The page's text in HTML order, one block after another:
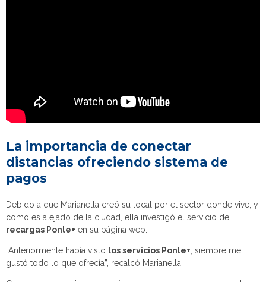
La importancia de conectar
distancias ofreciendo sistema de
pagos
Debido a que Marianella creó su local por el sector donde vive, y
como es alejado de la ciudad, ella investigó el servicio de
recargas Ponle+ en su página web.
“Anteriormente había visto los servicios Ponle+ , siempre me
gustó todo lo que ofrecía”, recalcó Marianella.